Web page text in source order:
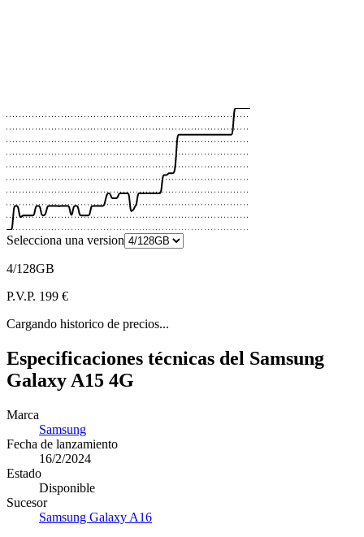
Selecciona una version
4/128GB
P.V.P. 199 €
Cargando historico de precios...
Especificaciones técnicas del Samsung
Galaxy A15 4G
Marca
Samsung
Fecha de lanzamiento
16/2/2024
Estado
Disponible
Sucesor
Samsung Galaxy A16